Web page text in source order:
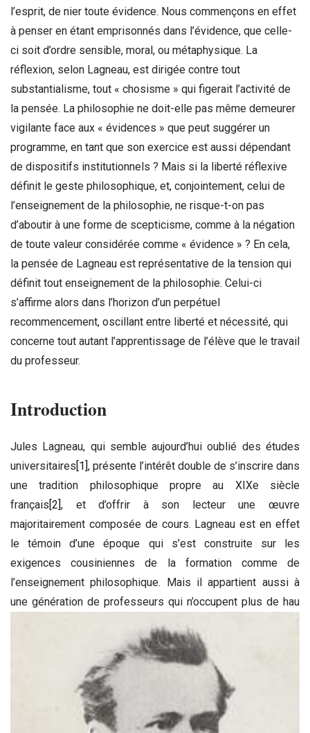
l’esprit, de nier toute évidence. Nous commençons en effet
à penser en étant emprisonnés dans l’évidence, que celle-
ci soit d’ordre sensible, moral, ou métaphysique. La
réflexion, selon Lagneau, est dirigée contre tout
substantialisme, tout « chosisme » qui figerait l’activité de
la pensée. La philosophie ne doit-elle pas même demeurer
vigilante face aux « évidences » que peut suggérer un
programme, en tant que son exercice est aussi dépendant
de dispositifs institutionnels ? Mais si la liberté réflexive
définit le geste philosophique, et, conjointement, celui de
l’enseignement de la philosophie, ne risque-t-on pas
d’aboutir à une forme de scepticisme, comme à la négation
de toute valeur considérée comme « évidence » ? En cela,
la pensée de Lagneau est représentative de la tension qui
définit tout enseignement de la philosophie. Celui-ci
s’affirme alors dans l’horizon d’un perpétuel
recommencement, oscillant entre liberté et nécessité, qui
concerne tout autant l’apprentissage de l’élève que le travail
du professeur.
Introduction
Jules Lagneau, qui semble aujourd’hui oublié des études
universitaires[1], présente l’intérêt double de s’inscrire dans
une tradition philosophique propre au XIXe siècle
français[2], et d’offrir à son lecteur une œuvre
majoritairement composée de cours. Lagneau est en effet
le témoin d’une époque qui s’est construite sur les
exigences cousiniennes de la formation comme de
l’enseignement philosophique. Mais il appartient aussi à
une génération de professeurs qui n’occupent plus de hau